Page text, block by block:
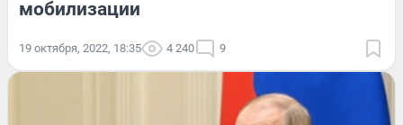
мобилизации
19 октября, 2022, 18:35 4 240 9